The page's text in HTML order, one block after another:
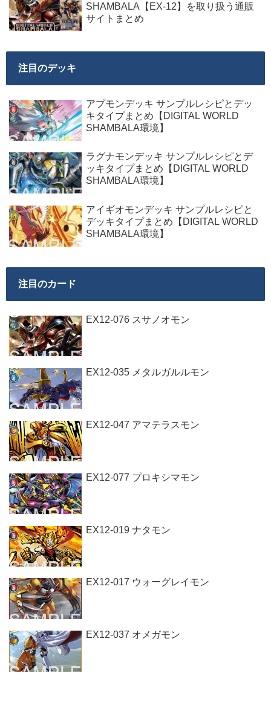
SHAMBALA【EX-12】を取り扱う通販
サイトまとめ
注目のデッキ
アプモンデッキ サンプルレシピとデッ
キタイプまとめ【DIGITAL WORLD
SHAMBALA環境】
ラグナモンデッキ サンプルレシピとデ
ッキタイプまとめ【DIGITAL WORLD
SHAMBALA環境】
アイギオモンデッキ サンプルレシピと
デッキタイプまとめ【DIGITAL WORLD
SHAMBALA環境】
注目のカード
EX12-076 スサノオモン
EX12-035 メタルガルルモン
EX12-047 アマテラスモン
EX12-077 プロキシマモン
EX12-019 ナタモン
EX12-017 ウォーグレイモン
EX12-037 オメガモン